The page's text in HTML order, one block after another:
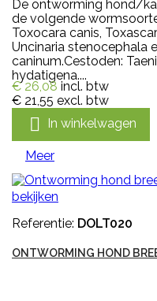
De ontworming hond/
de volgende
Toxocara canis,
Uncinaria stenocephala
caninum.Cestoden:
hydatigena....
€ 26,08 incl. btw
€ 21,55 excl. btw
 In winkelwagen
Meer
bekijken
Referentie: DOLT020
ONTWORMING HOND